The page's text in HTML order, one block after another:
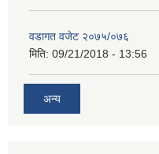
वडागत वजेट २०७५/०७६
मिति: 09/21/2018 - 13:56
अन्य